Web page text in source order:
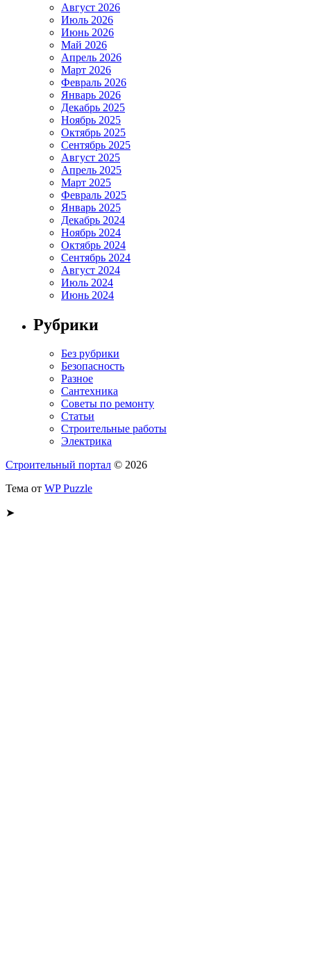
Август 2026
Июль 2026
Июнь 2026
Май 2026
Апрель 2026
Март 2026
Февраль 2026
Январь 2026
Декабрь 2025
Ноябрь 2025
Октябрь 2025
Сентябрь 2025
Август 2025
Апрель 2025
Март 2025
Февраль 2025
Январь 2025
Декабрь 2024
Ноябрь 2024
Октябрь 2024
Сентябрь 2024
Август 2024
Июль 2024
Июнь 2024
Рубрики
Без рубрики
Безопасность
Разное
Сантехника
Советы по ремонту
Статьи
Строительные работы
Электрика
Строительный портал © 2026
Тема от WP Puzzle
➤